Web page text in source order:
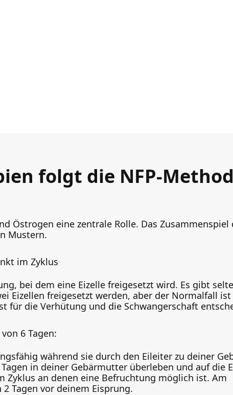
folgt die NFP-
Östrogen eine zentrale Rolle. Das Zusammenspiel
Mustern.
im Zyklus
bei dem eine Eizelle freigesetzt wird. Es gibt
Eizellen freigesetzt werden, aber der Normalfall
für die Verhütung und die Schwangerschaft
6 Tagen:
während sie durch den Eileiter zu deiner
in deiner Gebärmutter überleben und auf die
Zyklus an denen eine Befruchtung möglich ist. Am
Tagen vor deinem Eisprung.